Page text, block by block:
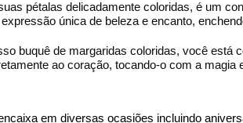
pétalas delicadamente coloridas, é um
única de beleza e encanto,
buquê de margaridas coloridas, você
ao coração, tocando-o com a magia
em diversas ocasiões incluindo